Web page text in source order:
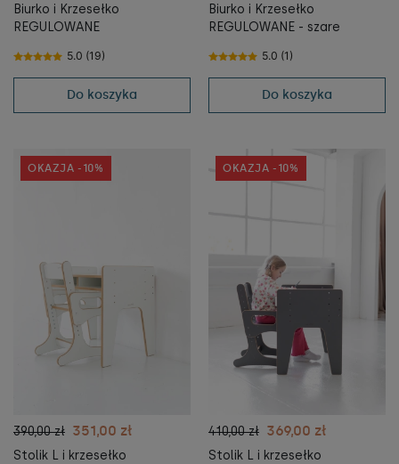
Biurko i Krzesełko
REGULOWANE
5.0 (19)
Do koszyka
Biurko i Krzesełko
REGULOWANE - szare
5.0 (1)
Do koszyka
390,00 zł 351,00 zł
Stolik L i krzesełko
OKAZJA -10%
410,00 zł 369,00 zł
Stolik L i krzesełko
OKAZJA -10%